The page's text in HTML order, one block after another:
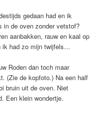
gedaan had en ik
in de oven zonder vetstof?
aanbakken, rauw en kaal op
ik had zo mijn twijfels…
Roden dan toch maar
(Zie de kopfoto.) Na een half
bruin uit de oven. Niet
Een klein wondertje.